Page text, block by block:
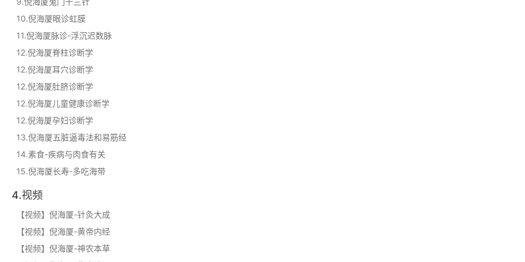
10.倪海厦眼诊虹膜
11.倪海厦脉诊-浮沉迟数脉
12.倪海厦脊柱诊断学
12.倪海厦耳穴诊断学
12.倪海厦肚脐诊断学
12.倪海厦儿童健康诊断学
12.倪海厦孕妇诊断学
13.倪海厦五脏逼毒法和易筋经
14.素食-疾病与肉食有关
15.倪海厦长寿-多吃海带
4.视频
【视频】倪海厦-针灸大成
【视频】倪海厦-黄帝内经
【视频】倪海厦-神农本草